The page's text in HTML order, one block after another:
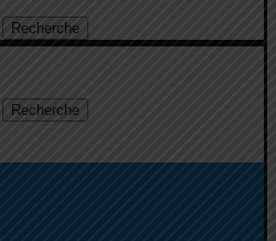
Recherche
Recherche